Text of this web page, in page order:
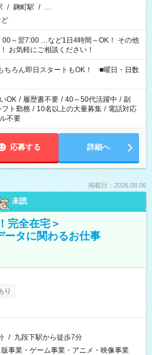
/ 麹町駅 / …
ど
翌7:00 …など1日4時間～OK！ その他
お気軽にご相談ください！
ろん即日スタートもOK！ ■曜日・日数
OK / 履歴書不要 / 40～50代活躍中 / 副
フト勤務 / 10名以上の大量募集 / 電話対応
不要
応募する 詳細へ
掲載日：2026.08.06
未読
完全在宅＞
タに関わるお仕事
り
/ 九段下駅から徒歩7分
版事業・ゲーム事業・アニメ・映像事業